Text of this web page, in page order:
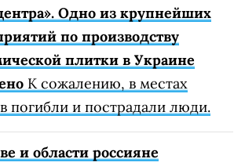
Одно из крупнейших
по производству
плитки в Украине
К сожалению, в местах
погибли и пострадали люди.
и области россияне